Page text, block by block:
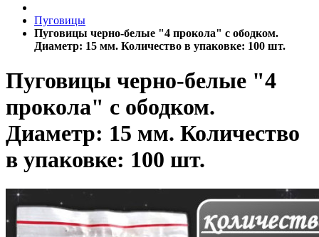
Пуговицы
Пуговицы черно-белые "4 прокола" с ободком.
Диаметр: 15 мм. Количество в упаковке: 100 шт.
Пуговицы черно-белые "4
прокола" с ободком.
Диаметр: 15 мм. Количество
в упаковке: 100 шт.